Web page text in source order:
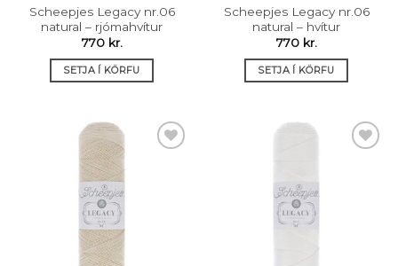
Scheepjes Legacy nr.06
natural – rjómahvítur
770 kr.
SETJA Í KÖRFU
Scheepjes Legacy nr.06
natural – hvítur
770 kr.
SETJA Í KÖRFU